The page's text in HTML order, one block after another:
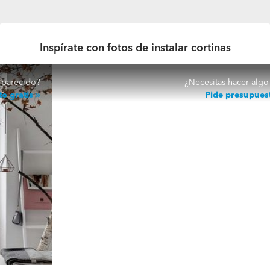
Inspírate con fotos de instalar cortinas
¿Necesitas hacer algo parecido?
Pide presupuesto gratis